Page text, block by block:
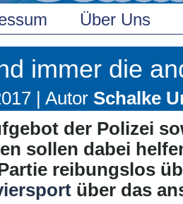
Über Uns
immer die
| Autor Schalke
der Polizei
sollen dabei
reibungslos
über das